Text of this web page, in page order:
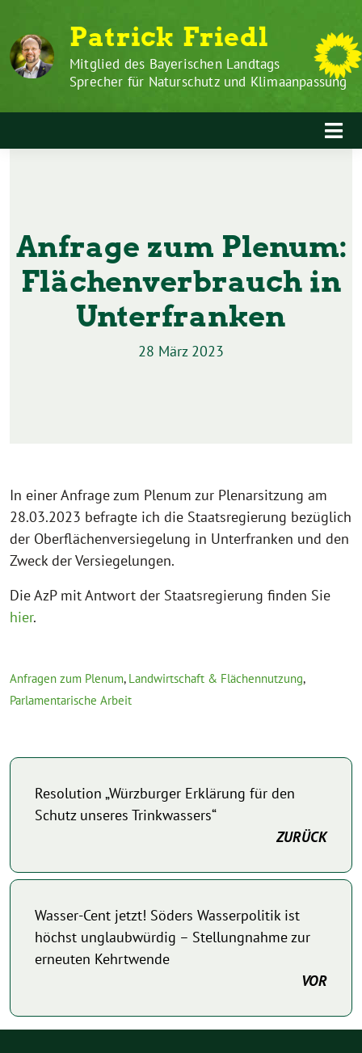
Inhalt
springen
zum
Inhalt
Patrick Friedl
Mitglied des Bayerischen Landtags
Sprecher für Naturschutz und Klimaanpassung
Anfrage zum Plenum:
Flächenverbrauch in
Unterfranken
28 März 2023
In einer Anfrage zum Plenum zur Plenarsitzung am
28.03.2023 befragte ich die Staatsregierung bezüglich
der Oberflächenversiegelung in Unterfranken und den
Zweck der Versiegelungen.
Die AzP mit Antwort der Staatsregierung finden Sie
hier.
Anfragen zum Plenum, Landwirtschaft & Flächennutzung,
Parlamentarische Arbeit
Resolution „Würzburger Erklärung für den
Schutz unseres Trinkwassers“
ZURÜCK
Wasser-Cent jetzt! Söders Wasserpolitik ist
höchst unglaubwürdig – Stellungnahme zur
erneuten Kehrtwende
VOR